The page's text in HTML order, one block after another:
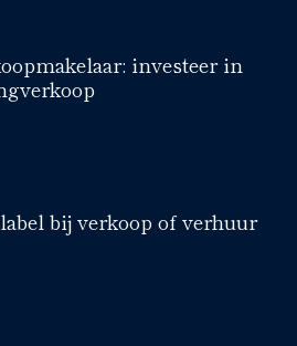
investeer in
bij verkoop of verhuur